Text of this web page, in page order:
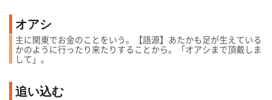
オアシ
主に関東でお金のことをいう。【語源】あたかも足が生えている
かのように行ったり来たりすることから。「オアシまで頂戴しま
して」。
追い込む